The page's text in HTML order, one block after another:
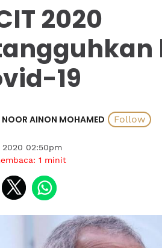
2020
19
NOOR AINON MOHAMED
02:50pm
1 minit